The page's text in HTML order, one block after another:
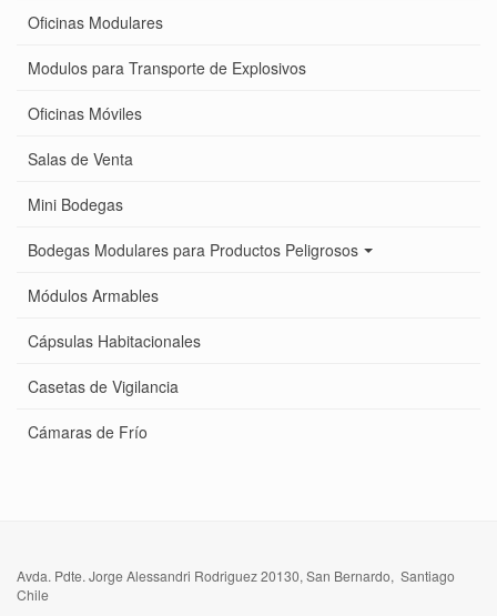
Oficinas Modulares
Modulos para Transporte de Explosivos
Oficinas Móviles
Salas de Venta
Mini Bodegas
Bodegas Modulares para Productos Peligrosos
Módulos Armables
Cápsulas Habitacionales
Casetas de Vigilancia
Cámaras de Frío
Avda. Pdte. Jorge Alessandri Rodriguez 20130, San Bernardo, Santiago
Chile